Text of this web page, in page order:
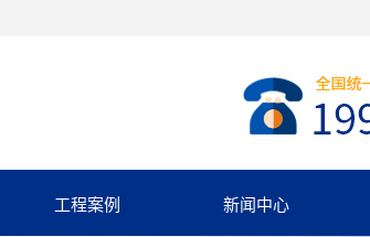
工程案例 新闻中心